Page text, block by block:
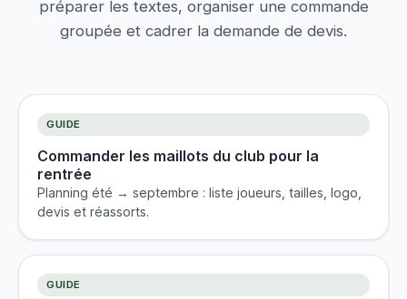
préparer les textes, organiser une commande
groupée et cadrer la demande de devis.
GUIDE
Commander les maillots du club pour la
rentrée
Planning été → septembre : liste joueurs, tailles, logo,
devis et réassorts.
GUIDE